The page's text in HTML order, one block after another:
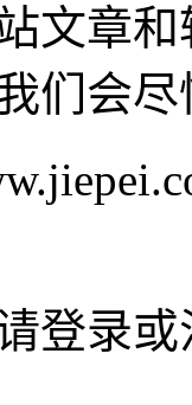
文章
们会
登录或